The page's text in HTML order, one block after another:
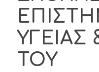
ΥΓΕΙΑΣ
ΤΟΥ